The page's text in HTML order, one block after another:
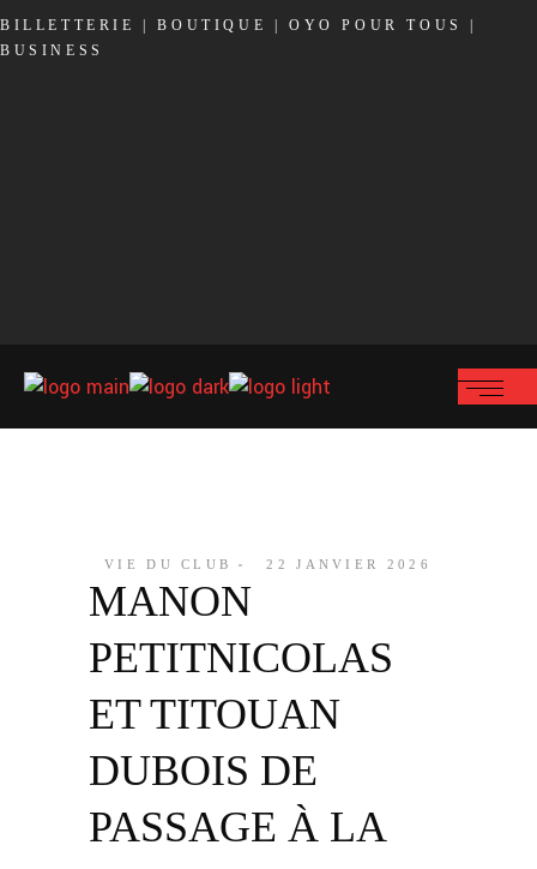
BILLETTERIE |BOUTIQUE |OYO POUR TOUS
BUSINESS
VIE DU CLUB 22 JANVIER 2026
MANON
PETITNICOLAS
ET TITOUAN
DUBOIS DE
PASSAGE À LA